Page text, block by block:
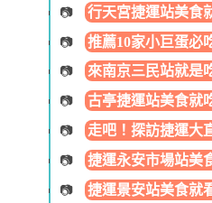
行天宮捷運站美食
推薦10家小巨蛋必
來南京三民站就是
古亭捷運站美食就
走吧！探訪捷運大
捷運永安市場站美
捷運景安站美食就